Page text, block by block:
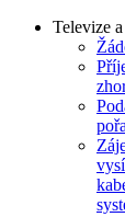
Televize